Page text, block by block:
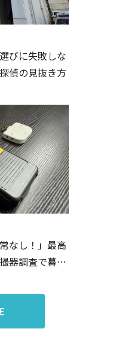
びに失敗しな
偵の見抜き方
なし！」最高
器調査で暮ら